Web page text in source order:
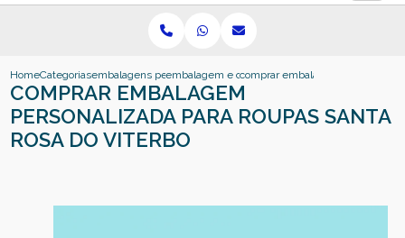
HomeCategoriasembalagens personalizadasembalagem e commerce personalizada
comprar embalagem
COMPRAR EMBALAGEM
PERSONALIZADA PARA ROUPAS SANTA
ROSA DO VITERBO